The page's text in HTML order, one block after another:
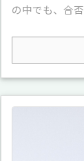
の中でも、合